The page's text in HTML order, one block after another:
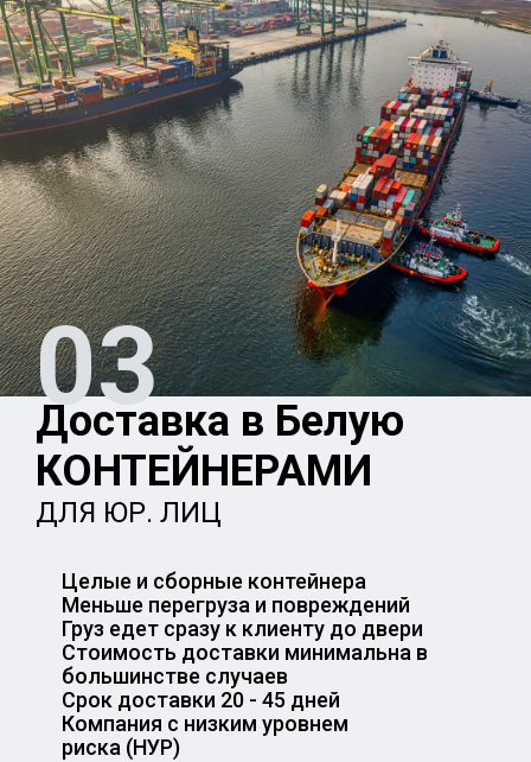
03
Доставка в Белую
КОНТЕЙНЕРАМИ
ДЛЯ ЮР. ЛИЦ
Целые и сборные контейнера
Меньше перегруза и повреждений
Груз едет сразу к клиенту до двери
Стоимость доставки минимальна в
большинстве случаев
Срок доставки 20 - 45 дней
Компания с низким уровнем
риска (НУР)